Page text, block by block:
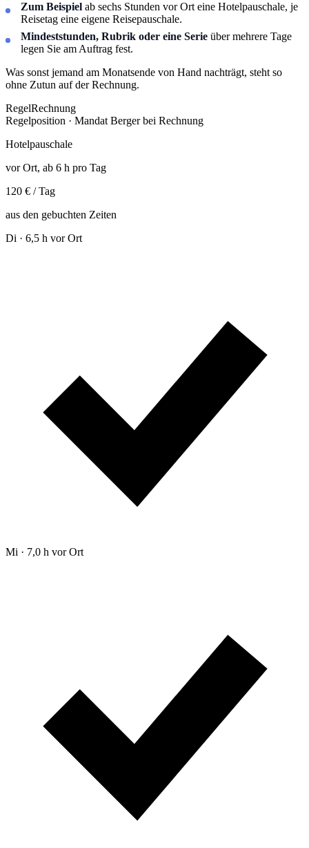
Zum Beispiel ab sechs Stunden vor Ort eine Hotelpauschale, je
Reisetag eine eigene Reisepauschale.
Mindeststunden, Rubrik oder eine Serie über mehrere Tage
legen Sie am Auftrag fest.
Was sonst jemand am Monatsende von Hand nachträgt, steht so
ohne Zutun auf der Rechnung.
RegelRechnung
Regelposition · Mandat Berger bei Rechnung
Hotelpauschale
vor Ort, ab 6 h pro Tag
120 € / Tag
aus den gebuchten Zeiten
Di · 6,5 h vor Ort
Mi · 7,0 h vor Ort